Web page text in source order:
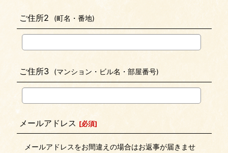
ご住所2 (町名・番地)
ご住所3 (マンション・ビル名・部屋番号)
メールアドレス [必須]
メールアドレスをお間違えの場合はお返事が届きませ